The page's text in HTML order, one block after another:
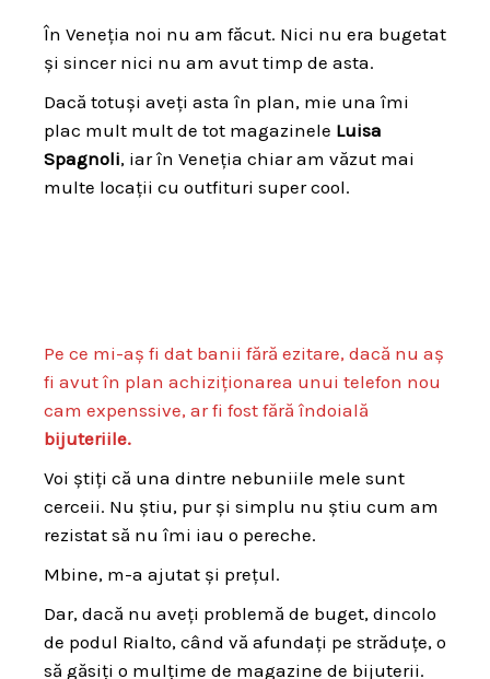
În Veneția noi nu am făcut. Nici nu era bugetat
și sincer nici nu am avut timp de asta.
Dacă totuși aveți asta în plan, mie una îmi
plac mult mult de tot magazinele Luisa
Spagnoli, iar în Veneția chiar am văzut mai
multe locații cu outfituri super cool.
Pe ce mi-aș fi dat banii fără ezitare, dacă nu aș
fi avut în plan achiziționarea unui telefon nou
cam expenssive, ar fi fost fără îndoială
bijuteriile.
Voi știți că una dintre nebuniile mele sunt
cerceii. Nu știu, pur și simplu nu știu cum am
rezistat să nu îmi iau o pereche.
Mbine, m-a ajutat și prețul.
Dar, dacă nu aveți problemă de buget, dincolo
de podul Rialto, când vă afundați pe străduțe, o
să găsiți o mulțime de magazine de bijuterii.